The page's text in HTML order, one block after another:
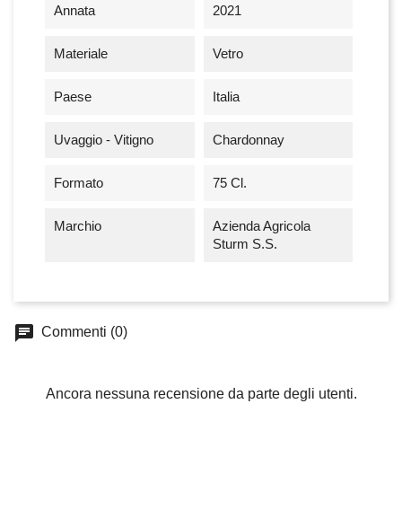
Annata 2021
Materiale Vetro
Paese Italia
Uvaggio - Vitigno Chardonnay
Formato 75 Cl.
Marchio
Azienda Agricola
Sturm S.S.
chat Commenti (0)
Ancora nessuna recensione da parte degli utenti.